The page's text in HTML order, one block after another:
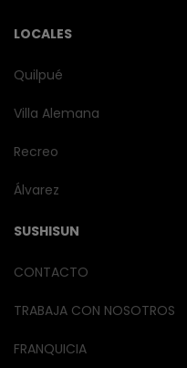
LOCALES
Quilpué
Villa Alemana
Recreo
Álvarez
SUSHISUN
CONTACTO
TRABAJA CON NOSOTROS
FRANQUICIA